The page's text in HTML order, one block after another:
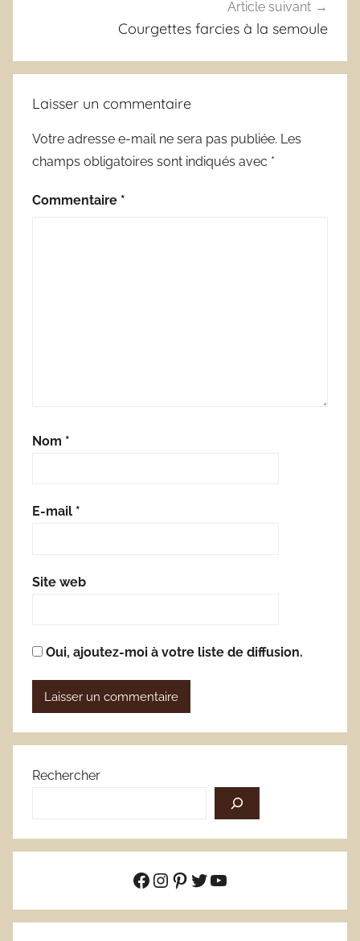
Article suivant
Courgettes farcies à la semoule
Laisser un commentaire
Votre adresse e-mail ne sera pas publiée. Les
champs obligatoires sont indiqués avec *
Commentaire *
Nom *
E-mail *
Site web
Oui, ajoutez-moi à votre liste de diffusion.
Rechercher
Facebook
Instagram
Pinterest
Twitter
YouTube